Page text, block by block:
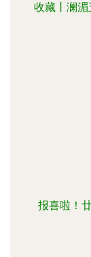
收藏丨澜
报喜啦！